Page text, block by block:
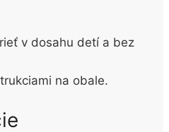
v dosahu detí a bez
na obale.